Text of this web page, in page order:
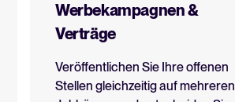
Werbekampagnen &
Verträge
Veröffentlichen Sie Ihre offenen
Stellen gleichzeitig auf mehreren